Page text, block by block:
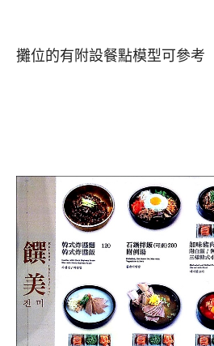
攤位的有附設餐點模型可參考